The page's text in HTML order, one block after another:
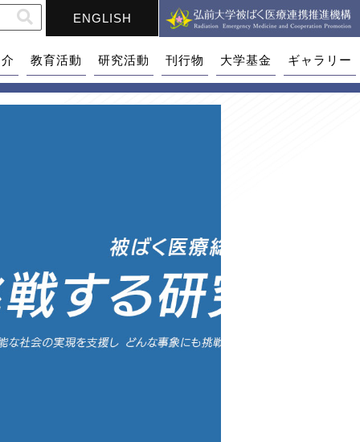
ENGLISH
教育活動 研究活動 刊行物 大学基金 ギャラリー